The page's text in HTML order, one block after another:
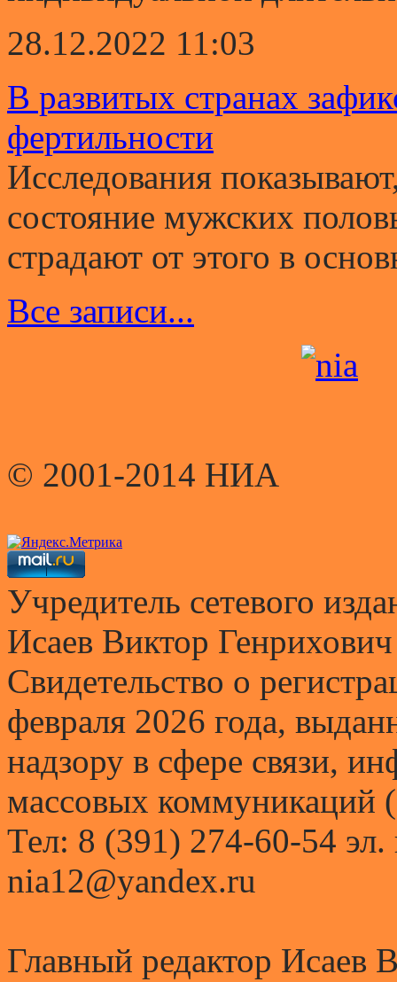
28.12.2022 11:03
В развитых странах
фертильности
Исследования
состояние мужских
страдают от этого в
Все записи...
© 2001-2014 НИА
Учредитель сетевого
Исаев Виктор Генрихович
Свидетельство о
февраля 2026 года,
надзору в сфере связи,
массовых коммуникаций
Тел: 8 (391) 274-60-54 эл.
nia12@yandex.ru
Главный редактор Исаев